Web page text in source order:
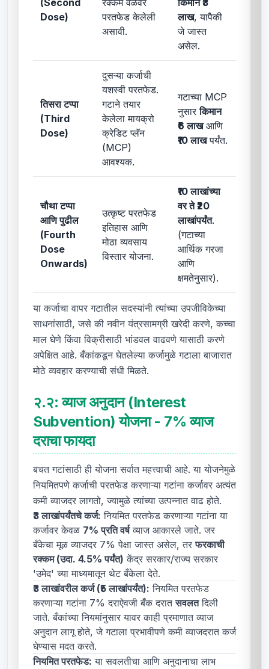
(Second
Dose)
रक्कम वेळेवर
परतफेड केलेली
असावी.
किमान ₹3
लाख, यापैकी
जे जास्त
असेल.
तिसरा टप्पा
(Third
Dose)
दुसऱ्या कर्जाची
यशस्वी परतफेड.
गटाने तयार
केलेला मायक्रो
क्रेडिट प्लॅन
(MCP)
आवश्यक.
गटाच्या MCP
नुसारकिमान
₹6 लाखआणि
₹10 लाखपर्यंत.
चौथा टप्पा
आणि पुढील
(Fourth
Dose
Onwards)
उत्कृष्ट परतफेड
इतिहास आणि
मोठा व्यवसाय
विस्तार योजना.
₹10 लाखांच्या
वर ते ₹20
लाखांपर्यंत.
(गटाच्या
आर्थिक गरजा
आणि
क्षमतेनुसार).
या कर्जाचा वापर गटातील सदस्यांनी त्यांच्या उपजीविकेच्या
साधनांसाठी, जसे की नवीन यंत्रसामग्री खरेदी करणे, कच्चा
माल घेणे किंवा विक्रीसाठी भांडवल वाढवणे यासाठी करणे
अपेक्षित आहे. बँकांकडून घेतलेल्या कर्जामुळे गटाला बाजारात
मोठे व्यवहार करण्याची संधी मिळते.
२.२:व्याज अनुदान (Interest
Subvention) योजना - 7% व्याज
दराचा फायदा
बचत गटांसाठी ही योजना सर्वात महत्त्वाची आहे. या योजनेमुळे
नियमितपणे कर्जाची परतफेड करणाऱ्या गटांना कर्जावर अत्यंत
कमी व्याजदर लागतो, ज्यामुळे त्यांच्या उत्पन्नात वाढ होते.
₹3 लाखांपर्यंतचे कर्ज: नियमित परतफेड करणाऱ्या गटांना या
कर्जावर केवळ 7% प्रति वर्षव्याज आकारले जाते. जर
बँकेचा मूळ व्याजदर 7% पेक्षा जास्त असेल, तरफरकाची
रक्कम (उदा. 4.5% पर्यंत) केंद्र सरकार/राज्य सरकार
'उमेद' च्या माध्यमातून थेट बँकेला देते.
₹3 लाखांवरील कर्ज (₹5 लाखांपर्यंत): नियमित परतफेड
करणाऱ्या गटांना 7% दराऐवजी बँक दरातसवलतदिली
जाते. बँकांच्या नियमांनुसार यावर काही प्रमाणात व्याज
अनुदान लागू होते, जे गटाला प्रभावीपणे कमी व्याजदरात कर्ज
घेण्यास मदत करते.
नियमित परतफेड: या सवलतीचा आणि अनुदानाचा लाभ